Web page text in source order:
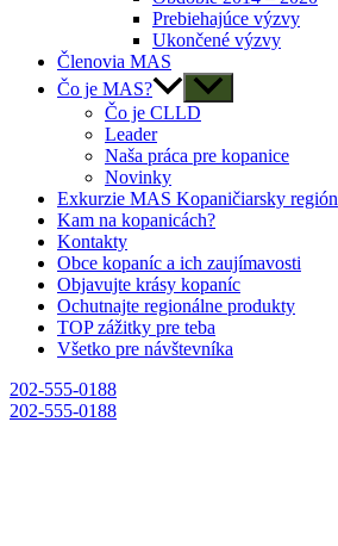
Prebiehajúce výzvy
Ukončené výzvy
Členovia MAS
Čo je MAS?
Čo je CLLD
Leader
Naša práca pre kopanice
Novinky
Exkurzie MAS Kopaničiarsky región
Kam na kopanicách?
Kontakty
Obce kopaníc a ich zaujímavosti
Objavujte krásy kopaníc
Ochutnajte regionálne produkty
TOP zážitky pre teba
Všetko pre návštevníka
202-555-0188
202-555-0188